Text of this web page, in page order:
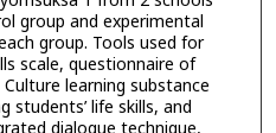
group and experimental
group. Tools used for
scale, questionnaire of
learning substance
students’ life skills, and